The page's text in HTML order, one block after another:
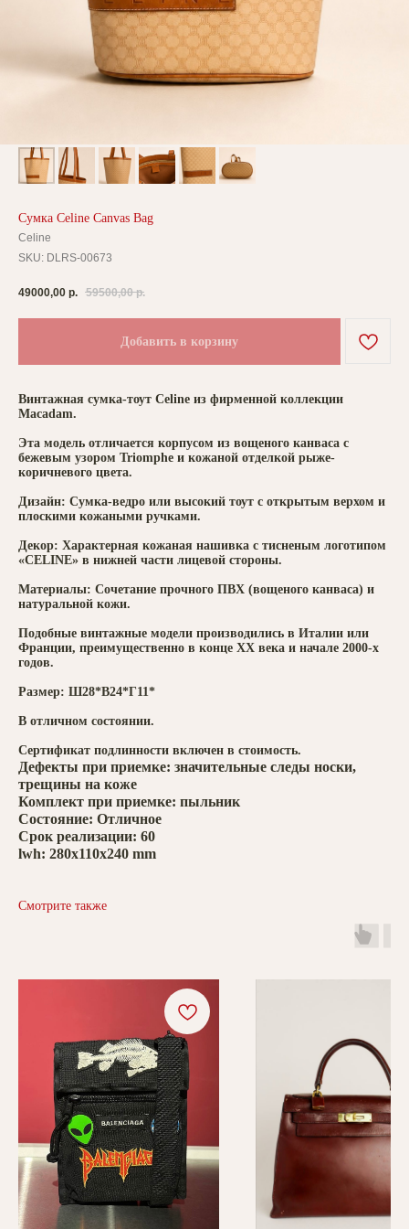
Сумка Celine Canvas Bag
Celine
SKU: DLRS-00673
49000,00 р. 59500,00 р.
Добавить в корзину
Винтажная сумка-тоут Celine из фирменной коллекции
Macadam.
Эта модель отличается корпусом из вощеного канваса с
бежевым узором Triomphe и кожаной отделкой рыже-
коричневого цвета.
Дизайн: Сумка-ведро или высокий тоут с открытым верхом и
плоскими кожаными ручками.
Декор: Характерная кожаная нашивка с тисненым логотипом
«CELINE» в нижней части лицевой стороны.
Материалы: Сочетание прочного ПВХ (вощеного канваса) и
натуральной кожи.
Подобные винтажные модели производились в Италии или
Франции, преимущественно в конце XX века и начале 2000-х
годов.
Размер: Ш28*В24*Г11*
В отличном состоянии.
Сертификат подлинности включен в стоимость.
Дефекты при приемке: значительные следы носки,
трещины на коже
Комплект при приемке: пыльник
Состояние: Отличное
Срок реализации: 60
lwh: 280x110x240 mm
Смотрите также